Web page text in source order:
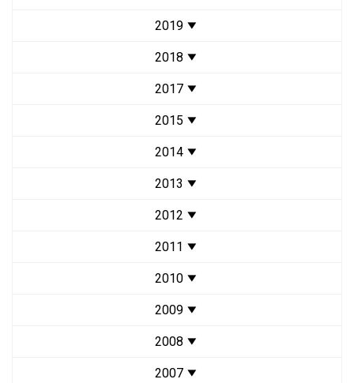
2019
2018
2017
2015
2014
2013
2012
2011
2010
2009
2008
2007